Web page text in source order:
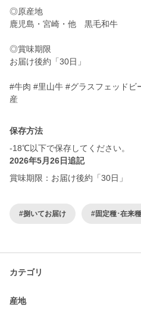
◎原産地
鹿児島・宮崎・他 黒毛和牛
◎賞味期限
お届け後約「30日」
#牛肉 #里山牛 #グラスフェッドビ
産
保存方法
-18℃以下で保存してください。
2026年5月26日追記
賞味期限：お届け後約「30日」
#捌いてお届け #固定種･在来種
カテゴリ
産地